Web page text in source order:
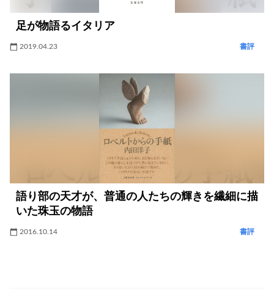
足が物語るイタリア
2019.04.23 書評
語り部の天才が、普通の人たちの輝きを繊細に描
いた珠玉の物語
2016.10.14 書評